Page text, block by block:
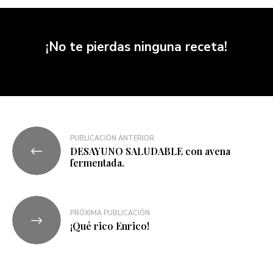
¡No te pierdas ninguna receta!
PUBLICACIÓN ANTERIOR
DESAYUNO SALUDABLE con avena
fermentada.
PRÓXIMA PUBLICACIÓN
¡Qué rico Enrico!